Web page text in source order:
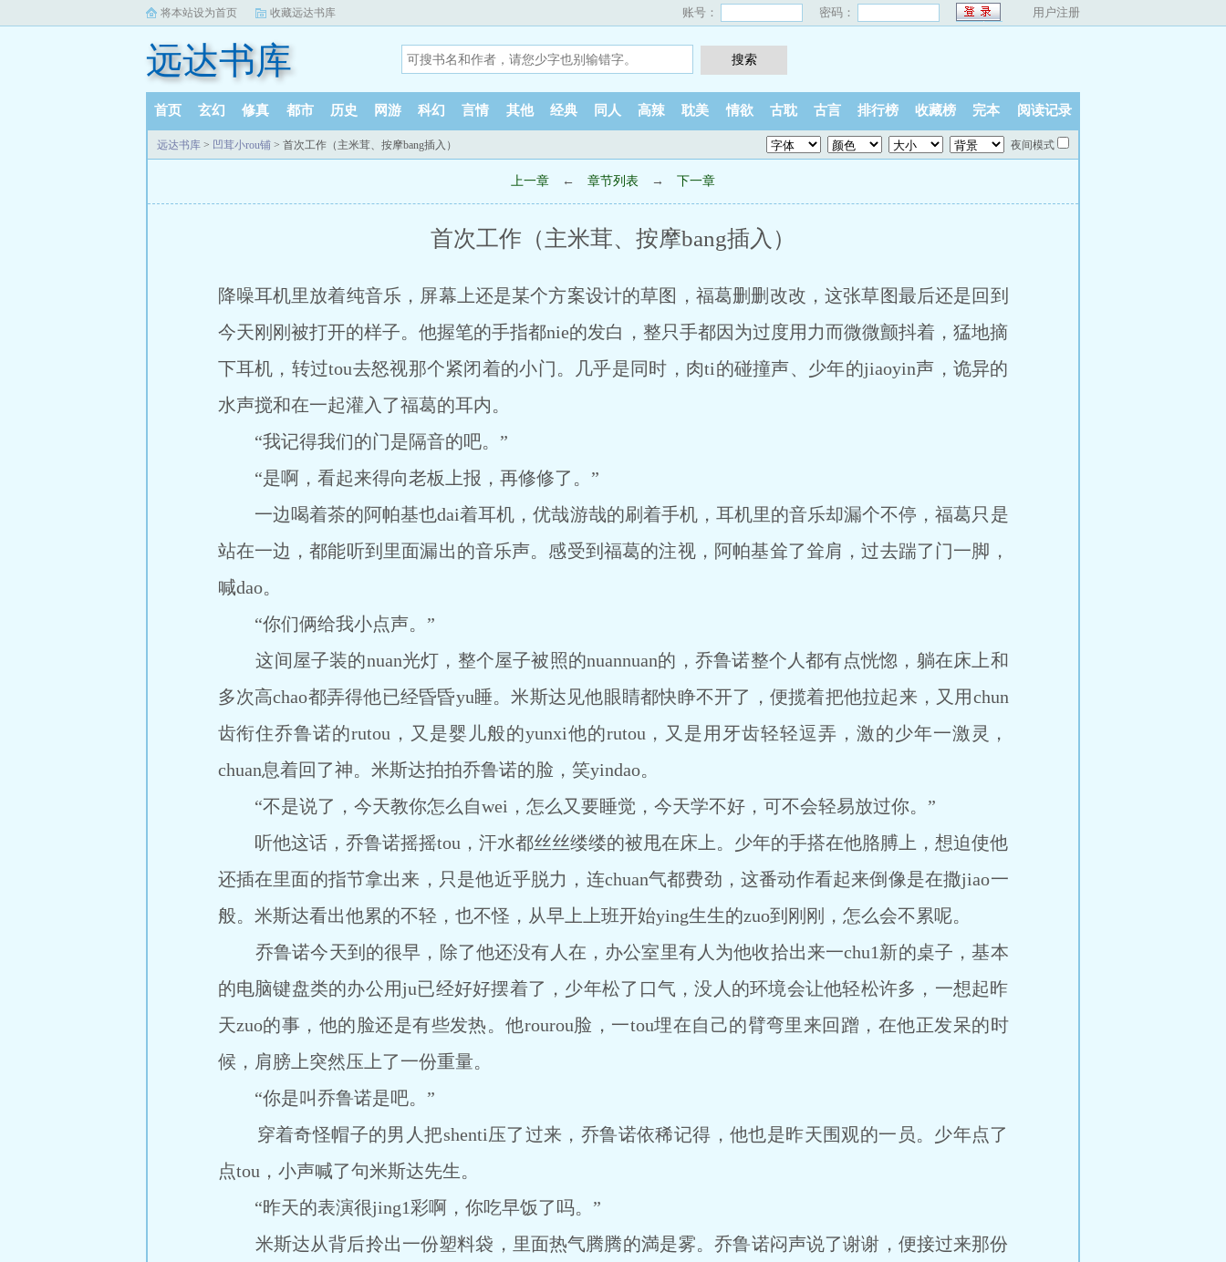
将本站设为首页 收藏远达书库 账号： 密码： 用户注册
远达书库
首页 玄幻 修真 都市 历史 网游 科幻 言情 其他 经典 同人 高辣 耽美 情欲 古耽 古言 排行榜 收藏榜 完本 阅读记录
远达书库 > 凹茸小rou铺 > 首次工作（主米茸、按摩bang插入） 夜间模式
上一章 ← 章节列表 → 下一章
首次工作（主米茸、按摩bang插入）
降噪耳机里放着纯音乐，屏幕上还是某个方案设计的草图，福葛删删改改，这张草图最后还是回到
今天刚刚被打开的样子。他握笔的手指都nie的发白，整只手都因为过度用力而微微颤抖着，猛地摘
下耳机，转过tou去怒视那个紧闭着的小门。几乎是同时，肉ti的碰撞声、少年的jiaoyin声，诡异的
水声搅和在一起灌入了福葛的耳内。
“我记得我们的门是隔音的吧。”
“是啊，看起来得向老板上报，再修修了。”
一边喝着茶的阿帕基也dai着耳机，优哉游哉的刷着手机，耳机里的音乐却漏个不停，福葛只是
站在一边，都能听到里面漏出的音乐声。感受到福葛的注视，阿帕基耸了耸肩，过去踹了门一脚，
喊dao。
“你们俩给我小点声。”
这间屋子装的nuan光灯，整个屋子被照的nuannuan的，乔鲁诺整个人都有点恍惚，躺在床上和
多次高chao都弄得他已经昏昏yu睡。米斯达见他眼睛都快睁不开了，便揽着把他拉起来，又用chun
齿衔住乔鲁诺的rutou，又是婴儿般的yunxi他的rutou，又是用牙齿轻轻逗弄，激的少年一激灵，
chuan息着回了神。米斯达拍拍乔鲁诺的脸，笑yindao。
“不是说了，今天教你怎么自wei，怎么又要睡觉，今天学不好，可不会轻易放过你。”
听他这话，乔鲁诺摇摇tou，汗水都丝丝缕缕的被甩在床上。少年的手搭在他胳膊上，想迫使他
还插在里面的指节拿出来，只是他近乎脱力，连chuan气都费劲，这番动作看起来倒像是在撒jiao一
般。米斯达看出他累的不轻，也不怪，从早上上班开始ying生生的zuo到刚刚，怎么会不累呢。
乔鲁诺今天到的很早，除了他还没有人在，办公室里有人为他收拾出来一chu1新的桌子，基本
的电脑键盘类的办公用ju已经好好摆着了，少年松了口气，没人的环境会让他轻松许多，一想起昨
天zuo的事，他的脸还是有些发热。他rourou脸，一tou埋在自己的臂弯里来回蹭，在他正发呆的时
候，肩膀上突然压上了一份重量。
“你是叫乔鲁诺是吧。”
穿着奇怪帽子的男人把shenti压了过来，乔鲁诺依稀记得，他也是昨天围观的一员。少年点了
点tou，小声喊了句米斯达先生。
“昨天的表演很jing1彩啊，你吃早饭了吗。”
米斯达从背后拎出一份塑料袋，里面热气腾腾的満是雾。乔鲁诺闷声说了谢谢，便接过来那份